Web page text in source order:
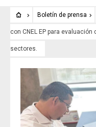
Boletín de prensa
con CNEL EP para
sectores.